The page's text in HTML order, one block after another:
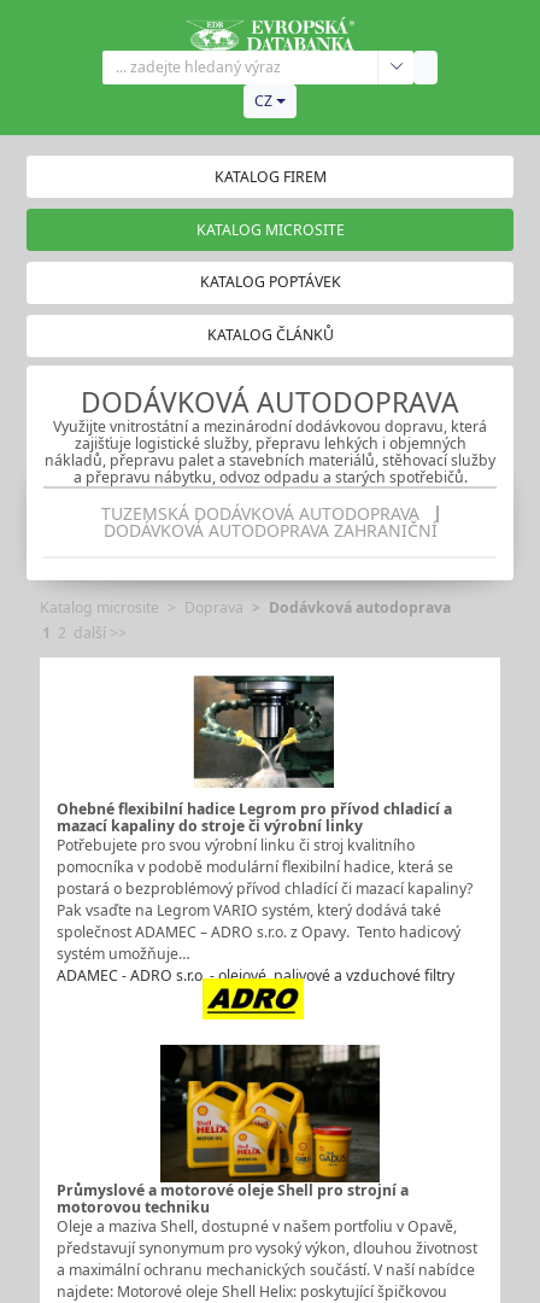
CZ
KATALOG FIREM
KATALOG MICROSITE
KATALOG POPTÁVEK
KATALOG ČLÁNKŮ
DODÁVKOVÁ AUTODOPRAVA
Využijte vnitrostátní a mezinárodní dodávkovou dopravu, která
zajišťuje logistické služby, přepravu lehkých i objemných
nákladů, přepravu palet a stavebních materiálů, stěhovací služby
a přepravu nábytku, odvoz odpadu a starých spotřebičů.
TUZEMSKÁ DODÁVKOVÁ AUTODOPRAVA
DODÁVKOVÁ AUTODOPRAVA ZAHRANIČNÍ
Katalog microsite Doprava
Dodávková autodoprava
1 2 další >>
Ohebné flexibilní hadice Legrom pro přívod chladicí a
mazací kapaliny do stroje či výrobní linky
Potřebujete pro svou výrobní linku či stroj kvalitního
pomocníka v podobě modulární flexibilní hadice, která se
postará o bezproblémový přívod chladící či mazací kapaliny?
Pak vsaďte na Legrom VARIO systém, který dodává také
společnost ADAMEC – ADRO s.r.o. z Opavy. Tento hadicový
systém umožňuje…
ADAMEC - ADRO s.r.o. - olejové, palivové a vzduchové filtry
Průmyslové a motorové oleje Shell pro strojní a
motorovou techniku
Oleje a maziva Shell, dostupné v našem portfoliu v Opavě,
představují synonymum pro vysoký výkon, dlouhou životnost
a maximální ochranu mechanických součástí. V naší nabídce
najdete: Motorové oleje Shell Helix: poskytující špičkovou